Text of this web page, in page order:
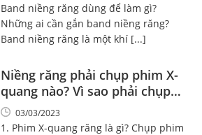
Band niềng răng dùng để làm gì?
Những ai cần gắn band niềng răng?
Band niềng răng là một khí [...]
Niềng răng phải chụp phim X-
quang nào? Vì sao phải chụp
phim X-quang?
03/03/2023
1. Phim X-quang răng là gì? Chụp phim